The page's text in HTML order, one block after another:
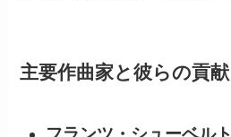
主要作曲家と彼らの貢献